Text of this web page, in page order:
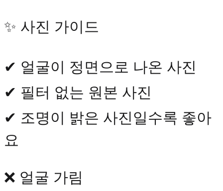
✨ 사진 가이드
✔ 얼굴이 정면으로 나온 사진
✔ 필터 없는 원본 사진
✔ 조명이 밝은 사진일수록 좋아
요
❌ 얼굴 가림